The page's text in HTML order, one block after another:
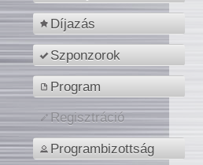
Díjazás
Szponzorok
Program
Regisztráció
Programbizottság